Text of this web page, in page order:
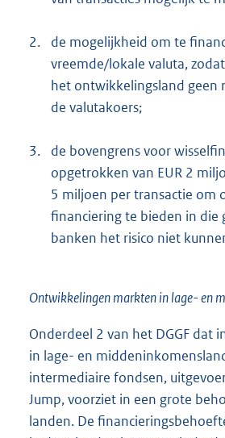
2.
de mogelijkheid om te
vreemde/lokale valuta,
het ontwikkelingsland geen
de valutakoers;
3.
de bovengrens voor
opgetrokken van EUR 2
5 miljoen per transactie om
financiering te bieden in die
banken het risico niet
Ontwikkelingen markten in lage- en
Onderdeel 2 van het DGGF dat
in lage- en
intermediaire fondsen,
Jump, voorziet in een grote
landen. De